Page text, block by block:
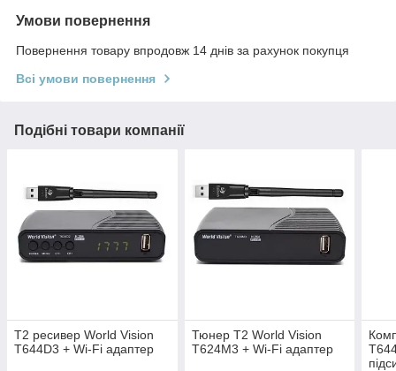
Умови повернення
Повернення товару впродовж 14 днів за рахунок покупця
Всі умови повернення
Подібні товари компанії
Т2 ресивер World Vision
T644D3 + Wi-Fi адаптер
Тюнер Т2 World Vision
Т624М3 + Wi-Fi адаптер